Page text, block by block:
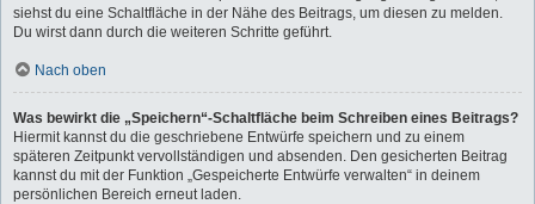
siehst du eine Schaltfläche in der Nähe des Beitrags, um diesen zu melden.
Du wirst dann durch die weiteren Schritte geführt.
Nach oben
Was bewirkt die „Speichern“-Schaltfläche beim Schreiben eines Beitrags?
Hiermit kannst du die geschriebene Entwürfe speichern und zu einem
späteren Zeitpunkt vervollständigen und absenden. Den gesicherten Beitrag
kannst du mit der Funktion „Gespeicherte Entwürfe verwalten“ in deinem
persönlichen Bereich erneut laden.